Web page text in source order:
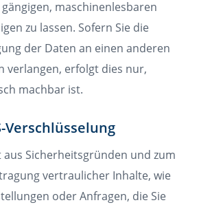
maschinenlesbaren
zu lassen. Sofern Sie die
der Daten an einen anderen
verlangen, erfolgt dies nur,
machbar ist.
Verschlüsselung
aus Sicherheitsgründen und zum
vertraulicher Inhalte, wie
oder Anfragen, die Sie